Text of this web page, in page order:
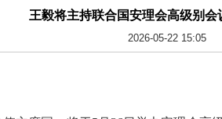
王毅将主持联合国安理会高级别会
2026-05-22 15:05